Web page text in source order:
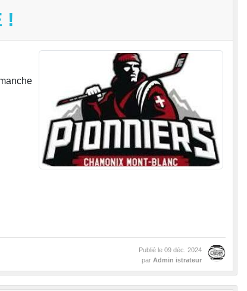
!
Publié le 09 déc. 2024
par Admin istrateur